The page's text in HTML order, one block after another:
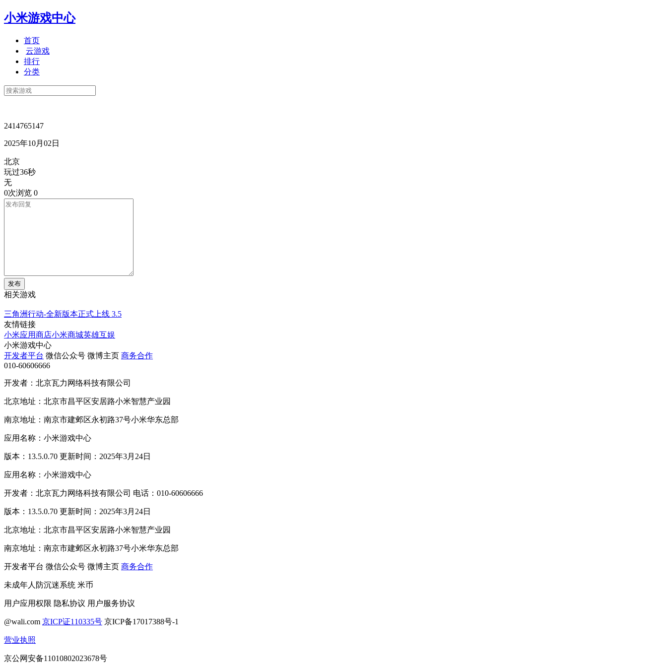
小米游戏中心
首页
云游戏
排行
分类
2414765147
2025年10月02日
北京
玩过36秒
无
0次浏览 0
发布
相关游戏
三角洲行动-全新版本正式上线 3.5
友情链接
小米应用商店小米商城英雄互娱
小米游戏中心
开发者平台 微信公众号 微博主页 商务合作
010-60606666
开发者：北京瓦力网络科技有限公司
北京地址：北京市昌平区安居路小米智慧产业园
南京地址：南京市建邺区永初路37号小米华东总部
应用名称：小米游戏中心
版本：13.5.0.70 更新时间：2025年3月24日
应用名称：小米游戏中心
开发者：北京瓦力网络科技有限公司 电话：010-60606666
版本：13.5.0.70 更新时间：2025年3月24日
北京地址：北京市昌平区安居路小米智慧产业园
南京地址：南京市建邺区永初路37号小米华东总部
开发者平台 微信公众号 微博主页 商务合作
未成年人防沉迷系统 米币
用户应用权限 隐私协议 用户服务协议
@wali.com 京ICP证110335号 京ICP备17017388号-1
营业执照
京公网安备11010802023678号